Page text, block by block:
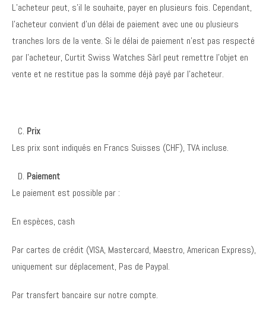
L’acheteur peut, s’il le souhaite, payer en plusieurs fois. Cependant,
l’acheteur convient d’un délai de paiement avec une ou plusieurs
tranches lors de la vente. Si le délai de paiement n’est pas respecté
par l’acheteur, Curtit Swiss Watches Sàrl peut remettre l’objet en
vente et ne restitue pas la somme déjà payé par l’acheteur.
Prix
Les prix sont indiqués en Francs Suisses (CHF), TVA incluse.
Paiement
Le paiement est possible par :
En espèces, cash
Par cartes de crédit (VISA, Mastercard, Maestro, American Express),
uniquement sur déplacement, Pas de Paypal.
Par transfert bancaire sur notre compte.